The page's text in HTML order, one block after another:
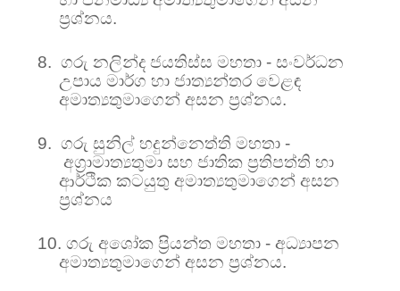
ප්‍රශ්නය.
8. ගරු නලින්ද ජයතිස්ස මහතා - සංවර්ධන
උපාය මාර්ග හා ජාත්‍යන්තර වෙළඳ
අමාත්‍යතුමාගෙන් අසන ප්‍රශ්නය.
9. ගරු සුනිල් හදුන්නෙත්ති මහතා -
අග්‍රාමාත්‍යතුමා සහ ජාතික ප්‍රතිපත්ති හා
ආර්ථික කටයුතු අමාත්‍යතුමාගෙන් අසන
ප්‍රශ්නය
10. ගරු අශෝක ප්‍රියන්ත මහතා - අධ්‍යාපන
අමාත්‍යතුමාගෙන් අසන ප්‍රශ්නය.